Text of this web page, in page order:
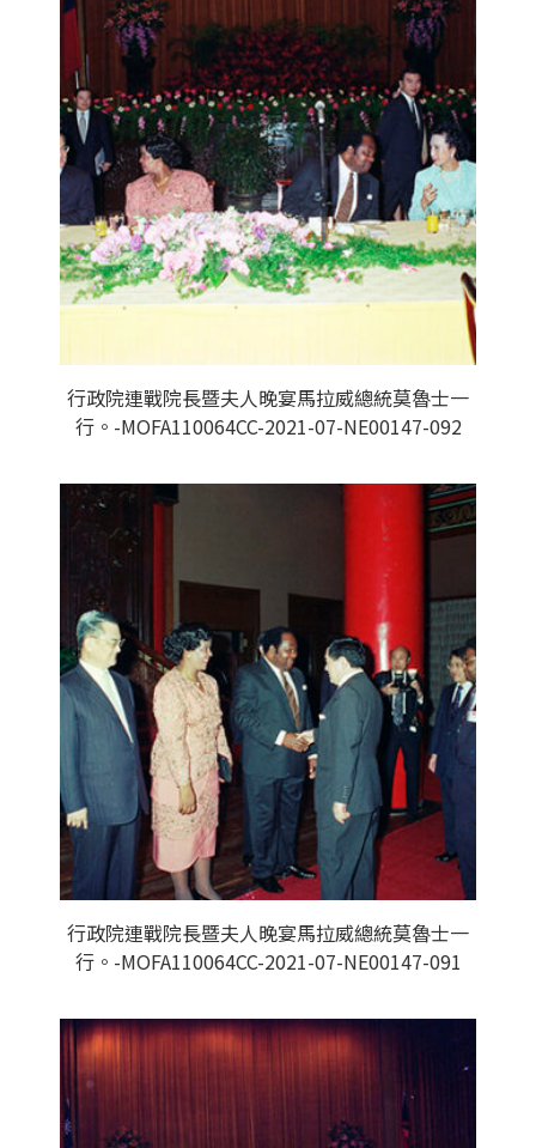
行政院連戰院長暨夫人晚宴馬拉威總統莫魯士一
行。-MOFA110064CC-2021-07-NE00147-092
行政院連戰院長暨夫人晚宴馬拉威總統莫魯士一
行。-MOFA110064CC-2021-07-NE00147-091